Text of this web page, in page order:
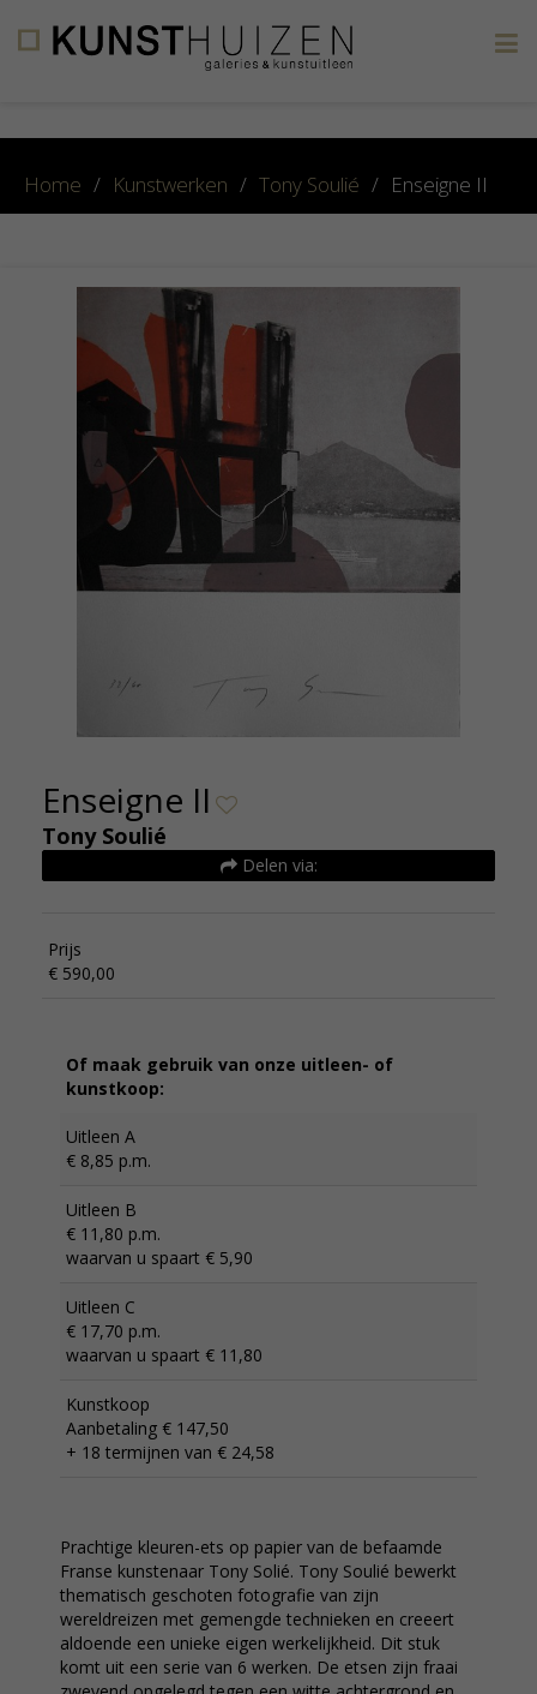
Home / Kunstwerken / Tony Soulié / Enseigne II
Enseigne II
Tony Soulié
Delen via:
Prijs
€ 590,00
Of maak gebruik van onze uitleen- of
kunstkoop:
Uitleen A
€ 8,85 p.m.
Uitleen B
€ 11,80 p.m.
waarvan u spaart € 5,90
Uitleen C
€ 17,70 p.m.
waarvan u spaart € 11,80
Kunstkoop
Aanbetaling € 147,50
+ 18 termijnen van € 24,58
Prachtige kleuren-ets op papier van de befaamde
Franse kunstenaar Tony Solié. Tony Soulié bewerkt
thematisch geschoten fotografie van zijn
wereldreizen met gemengde technieken en creeert
aldoende een unieke eigen werkelijkheid. Dit stuk
komt uit een serie van 6 werken. De etsen zijn fraai